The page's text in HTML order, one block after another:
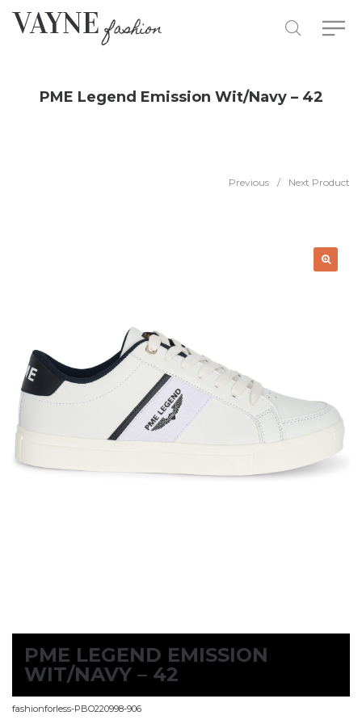
PME Legend Emission Wit/Navy – 42
Previous / Next Product
PME LEGEND EMISSION
WIT/NAVY – 42
fashionforless-PBO220998-906